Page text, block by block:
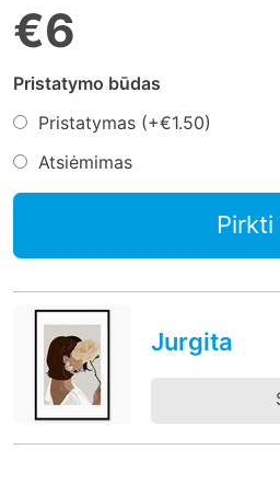
€6
Pristatymo būdas
Pristatymas (+€1.50)
Atsiėmimas
Pirkti
Jurgita